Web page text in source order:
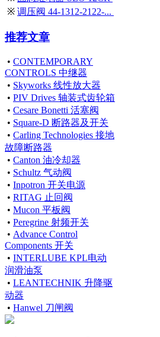
※ 调压阀 44-1312-2122-...
推荐文章
• CONTEMPORARY
CONTROLS 中继器
• Skyworks 线性放大器
• PIV Drives 轴装式齿轮箱
• Cesare Bonetti 活塞阀
• Square-D 断路器及开关
• Carling Technologies 接地
故障断路器
• Canton 油冷却器
• Schultz 气动阀
• Inpotron 开关电源
• RITAG 止回阀
• Mucon 平板阀
• Peregrine 射频开关
• Advance Control
Components 开关
• INTERLUBE KPL电动
润滑油泵
• LEANTECHNIK 升降驱
动器
• Hanwel 刀闸阀